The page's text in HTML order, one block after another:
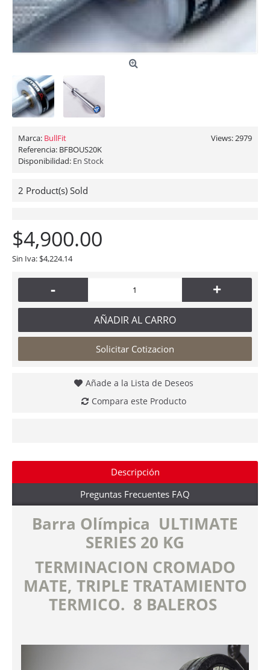
Views: 2979
Marca: BullFit
Referencia: BFBOUS20K
Disponibilidad: En Stock
2 Product(s) Sold
$4,900.00
Sin Iva: $4,224.14
- +
AÑADIR AL CARRO
Solicitar Cotizacion
Añade a la Lista de Deseos
Compara este Producto
Descripción
Preguntas Frecuentes FAQ
Barra Olímpica ULTIMATE
SERIES 20 KG
TERMINACION CROMADO
MATE, TRIPLE TRATAMIENTO
TERMICO. 8 BALEROS